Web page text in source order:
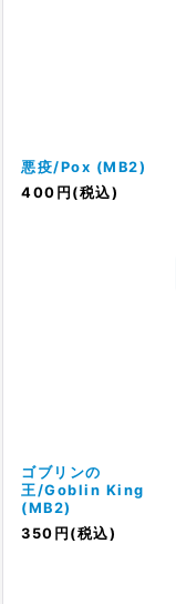
悪疫/Pox (MB2)
400 円 (税込)
ゴブリンの
王/Goblin King
(MB2)
350 円 (税込)